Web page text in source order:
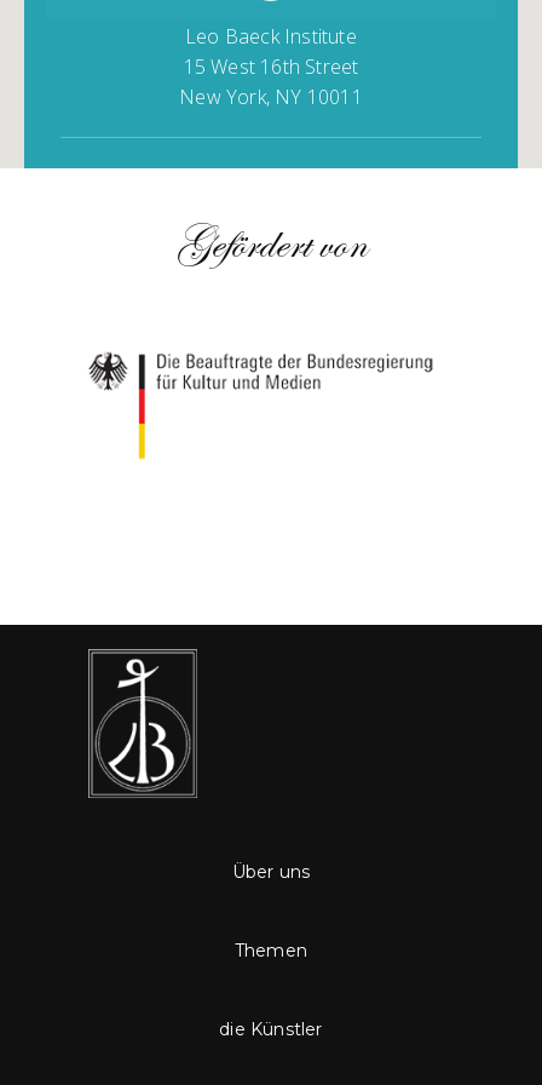
Leo Baeck Institute
15 West 16th Street
New York, NY 10011
Gefördert von
Über uns
Themen
die Künstler